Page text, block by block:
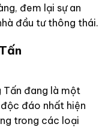
đem lại sự an
đầu tư thông thái.
Tấn đang là một
đáo nhất hiện
trong các loại